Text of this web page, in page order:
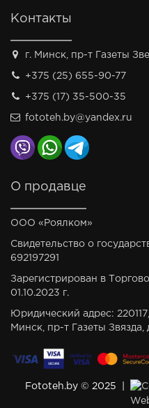
Контакты
г. Минск, пр-т Газеты
+375 (25) 655-90-77
+375 (17) 35-500-35
fototeh.by@yandex.ru
О продавце
ООО «Роялком»
Свидетельство о
692197291
Зарегистрирован в
01.10.2023 г.
Юридический адрес:
Минск, пр-т Газеты Звязда,
Fototeh.by © 2025 |